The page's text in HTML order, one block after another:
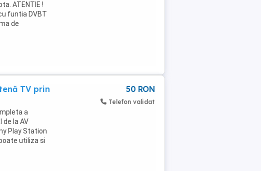
ATENTIE !
funtia DVBT
de
TV prin
a
la AV
Play Station
utiliza si
50 RON
Telefon validat